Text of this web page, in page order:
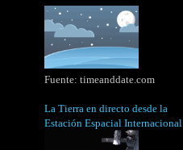
Fuente: timeanddate.com
La Tierra en directo desde la
Estación Espacial Internacional